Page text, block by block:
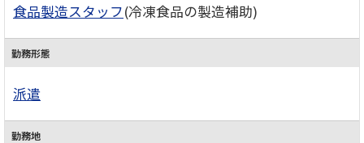
食品製造スタッフ(冷凍食品の製造補助)
勤務形態
派遣
勤務地